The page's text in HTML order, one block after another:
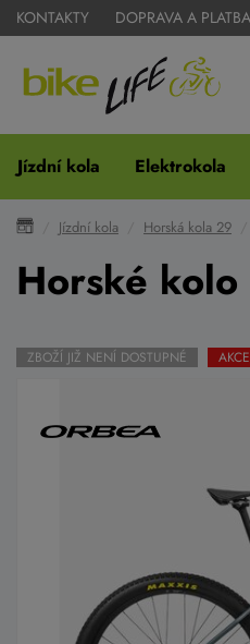
KONTAKTY DOPRAVA A PLATBA
Jízdní kola Elektrokola
Jízdní kola Horská kola 29
Horské
ZBOŽÍ JIŽ NENÍ DOSTUPNÉ